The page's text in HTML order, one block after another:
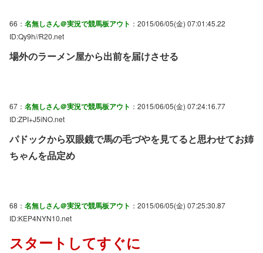
66： 名無しさん＠実況で競馬板アウト ：2015/06/05(金) 07:01:45.22
ID:Qy9h//R20.net
場外のラーメン屋から出前を届けさせる
67： 名無しさん＠実況で競馬板アウト ：2015/06/05(金) 07:24:16.77
ID:ZPI+J5iNO.net
パドックから双眼鏡で馬の毛づやを見てると思わせてお姉
ちゃんを品定め
68： 名無しさん＠実況で競馬板アウト ：2015/06/05(金) 07:25:30.87
ID:KEP4NYN10.net
スタートしてすぐに